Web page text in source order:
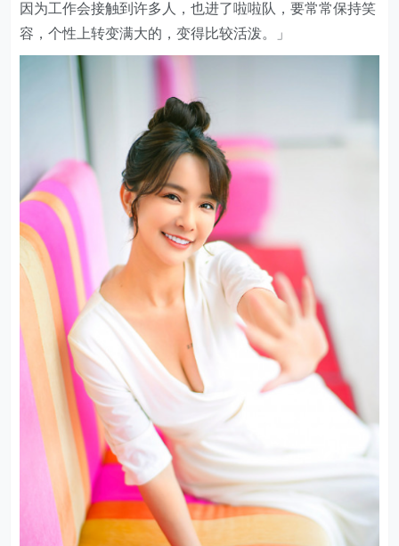
因为工作会接触到许多人，也进了啦啦队，要常常保持笑
容，个性上转变满大的，变得比较活泼。」